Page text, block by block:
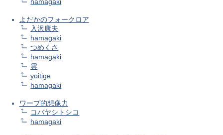
hamagaki
よだかのフォークロア
入沢康夫
hamagaki
つめくさ
hamagaki
雲
yoitige
hamagaki
ワープ的想像力
コバヤシトシコ
hamagaki